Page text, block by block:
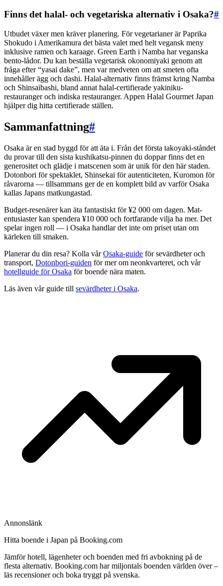
Finns det halal- och vegetariska alternativ i Osaka?#
Utbudet växer men kräver planering. För vegetarianer är Paprika
Shokudo i Amerikamura det bästa valet med helt vegansk meny
inklusive ramen och karaage. Green Earth i Namba har veganska
bento-lådor. Du kan beställa vegetarisk okonomiyaki genom att
fråga efter “yasai dake”, men var medveten om att smeten ofta
innehåller ägg och dashi. Halal-alternativ finns främst kring Namba
och Shinsaibashi, bland annat halal-certifierade yakiniku-
restauranger och indiska restauranger. Appen Halal Gourmet Japan
hjälper dig hitta certifierade ställen.
Sammanfattning#
Osaka är en stad byggd för att äta i. Från det första takoyaki-ståndet
du provar till den sista kushikatsu-pinnen du doppar finns det en
generositet och glädje i matscenen som är unik för den här staden.
Dotonbori för spektaklet, Shinsekai för autenticiteten, Kuromon för
råvarorna — tillsammans ger de en komplett bild av varför Osaka
kallas Japans matkungastad.
Budget-resenärer kan äta fantastiskt för ¥2 000 om dagen. Mat-
entusiaster kan spendera ¥10 000 och fortfarande vilja ha mer. Det
spelar ingen roll — i Osaka handlar det inte om priset utan om
kärleken till smaken.
Planerar du din resa? Kolla vårOsaka-guide för sevärdheter och
transport, Dotonbori-guiden för mer om neonkvarteret, och vår
hotellguide för Osaka för boende nära maten.
Läs även vår guide till sevärdheter i Osaka.
Annonslänk
Hitta boende i Japan på Booking.com
Jämför hotell, lägenheter och boenden med fri avbokning på de
flesta alternativ. Booking.com har miljontals boenden världen över –
läs recensioner och boka tryggt på svenska.